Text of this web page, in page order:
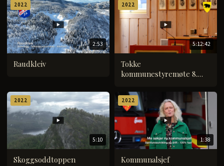
2022
2:53
Raudkleiv
2022
5:12:42
Tokke
kommunestyremøte 8.
2022
5:10
Skoggsoddtoppen
2022
1:38
Kommunalsjef